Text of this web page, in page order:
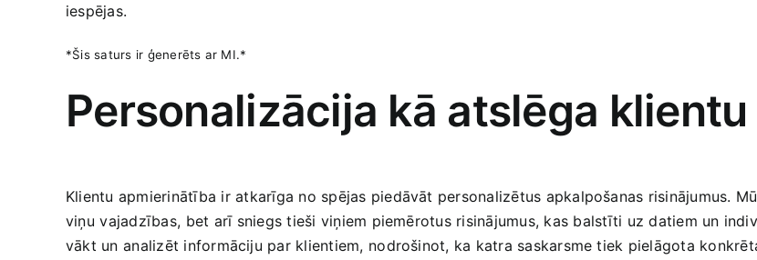
iespējas.
*Šis​ saturs ir ģenerēts ar MI.*
Personalizācija kā ‍atslēga
Klientu​ apmierinātība ir⁢ atkarīga no spējas piedāvāt personalizētus ​apkalpošanas‌ risinājumus.
viņu ⁢vajadzības, ⁤bet⁢ arī sniegs tieši viņiem piemērotus ‌risinājumus, kas⁢ balstīti uz datiem un
vākt un ⁤analizēt informāciju ‌par‍ klientiem,⁢ nodrošinot, ka katra saskarsme tiek pielāgota